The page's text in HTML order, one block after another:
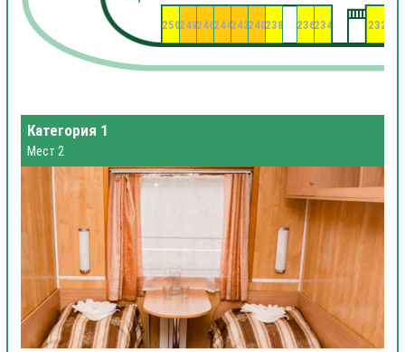
232
234
236
238
240
242
244
246
248
250
Категория 1
Мест 2